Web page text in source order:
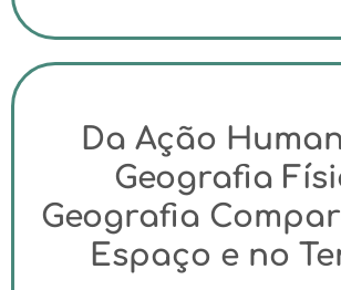
Da Ação
Geografia
Geografia
Espaço e no